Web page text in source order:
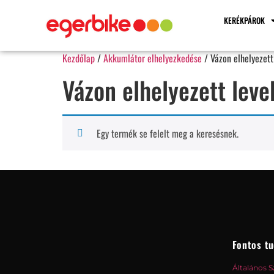
KERÉKPÁROK
Kezdőlap/Akkumlátor elhelyezkedése/ Vázon
Vázon elhelyezett
Egy termék se felelt meg a keresésnek.
Fontos
Általános